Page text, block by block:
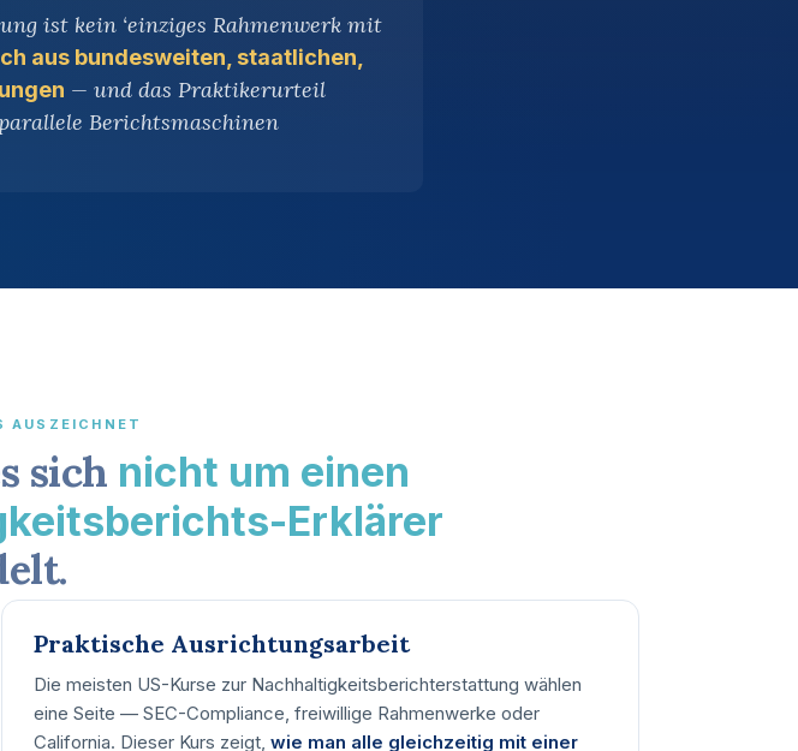
ist kein ‘einziges Rahmenwerk mit
aus bundesweiten, staatlichen,
— und das Praktikerurteil
Berichtsmaschinen
AUSZEICHNET
sich nicht um einen
Erklärer
Praktische Ausrichtungsarbeit
Die meisten US-Kurse zur Nachhaltigkeitsberichterstattung wählen
eine Seite — SEC-Compliance, freiwillige Rahmenwerke oder
California. Dieser Kurs zeigt, wie man alle gleichzeitig mit einer